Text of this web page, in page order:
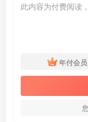
此内容为付费阅读
年付会员